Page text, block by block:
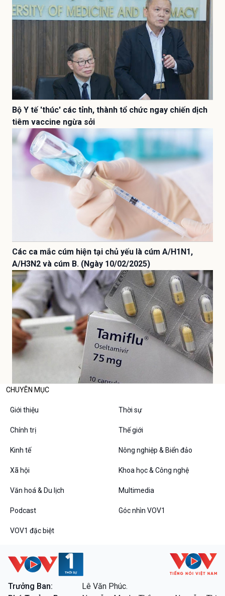
Bộ Y tế 'thúc' các tỉnh, thành tổ chức ngay chiến dịch
tiêm vaccine ngừa sởi
Các ca mắc cúm hiện tại chủ yếu là cúm A/H1N1,
A/H3N2 và cúm B. (Ngày 10/02/2025)
CHUYÊN MỤC
Giới thiệu Thời sự
Chính trị Thế giới
Kinh tế Nông nghiệp & Biển đảo
Xã hội Khoa học & Công nghệ
Văn hoá & Du lịch Multimedia
Podcast Góc nhìn VOV1
VOV1 đặc biệt
Trưởng Ban:
Lê Văn Phúc.